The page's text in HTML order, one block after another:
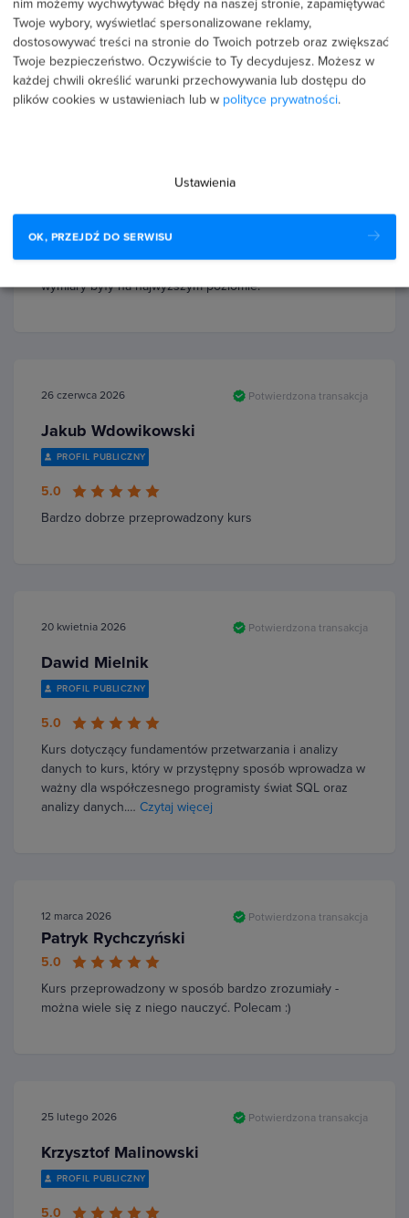
Recenzje użytkowników (70)
5.0
wymiary były na najwyższym poziomie.
26 czerwca 2026 Potwierdzona transakcja
Jakub Wdowikowski
PROFIL PUBLICZNY
5.0
Bardzo dobrze przeprowadzony kurs
20 kwietnia 2026 Potwierdzona transakcja
Dawid Mielnik
PROFIL PUBLICZNY
5.0
Kurs dotyczący fundamentów przetwarzania i analizy
danych to kurs, który w przystępny sposób wprowadza w
ważny dla współczesnego programisty świat SQL oraz
analizy danych.… Czytaj więcej
12 marca 2026 Potwierdzona transakcja
Patryk Rychczyński
5.0
Kurs przeprowadzony w sposób bardzo zrozumiały -
można wiele się z niego nauczyć. Polecam :)
25 lutego 2026 Potwierdzona transakcja
Krzysztof Malinowski
PROFIL PUBLICZNY
5.0
nim możemy wychwytywać błędy na naszej stronie, zapamiętywać
Twoje wybory, wyświetlać spersonalizowane reklamy,
dostosowywać treści na stronie do Twoich potrzeb oraz zwiększać
Twoje bezpieczeństwo. Oczywiście to Ty decydujesz. Możesz w
każdej chwili określić warunki przechowywania lub dostępu do
plików cookies w ustawieniach lub w polityce prywatności.
Ustawienia
OK, PRZEJDŹ DO SERWISU